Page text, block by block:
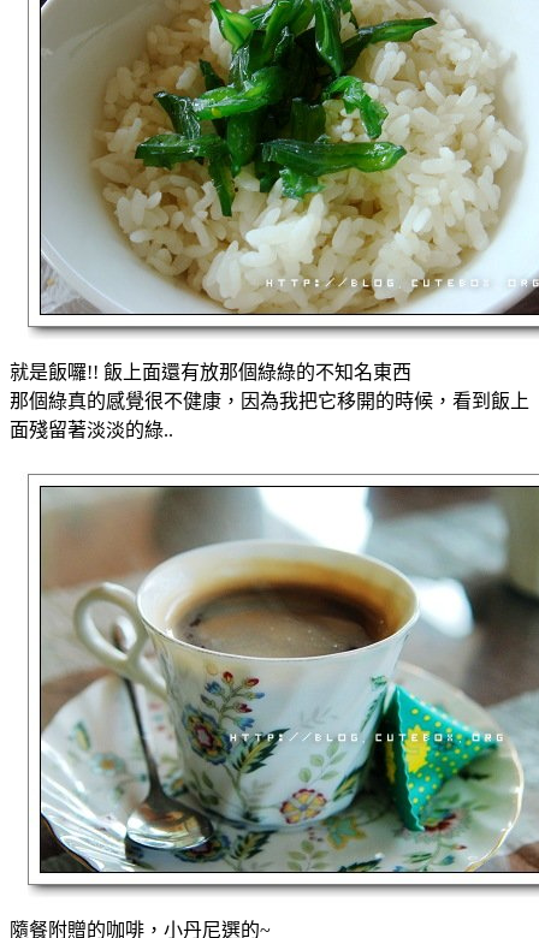
就是飯囉!! 飯上面還有放那個綠綠的不知名東西
那個綠真的感覺很不健康，因為我把它移開的時候，看到飯上
面殘留著淡淡的綠..
隨餐附贈的咖啡，小丹尼選的~